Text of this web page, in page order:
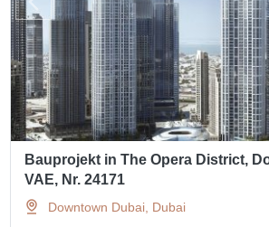
Bauprojekt in The Opera District,
VAE, Nr. 24171
Downtown Dubai, Dubai